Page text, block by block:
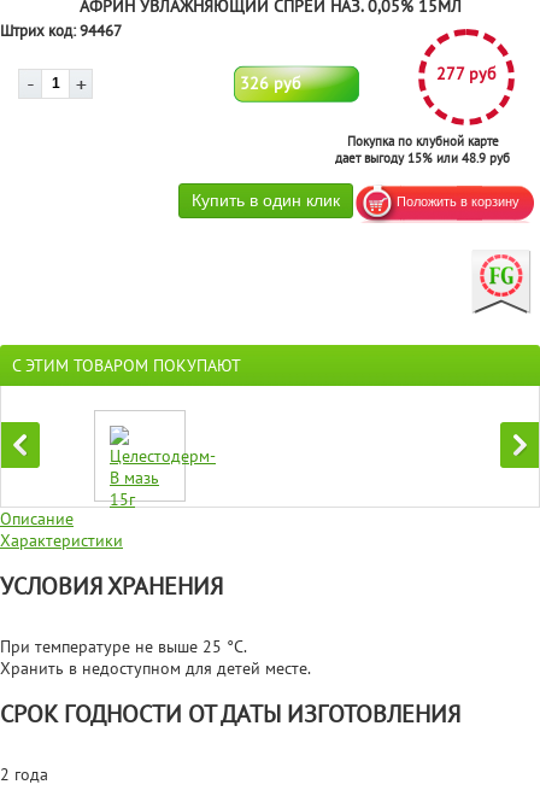
АФРИН УВЛАЖНЯЮЩИЙ СПРЕЙ НАЗ. 0,05% 15МЛ
Штрих код:94467
326 руб 277 руб
Покупка по клубной карте
дает выгоду 15% или 48.9 руб
С ЭТИМ ТОВАРОМ ПОКУПАЮТ
Описание
Характеристики
УСЛОВИЯ ХРАНЕНИЯ
При температуре не выше 25 °C.
Хранить в недоступном для детей месте.
СРОК ГОДНОСТИ ОТ ДАТЫ ИЗГОТОВЛЕНИЯ
2 года